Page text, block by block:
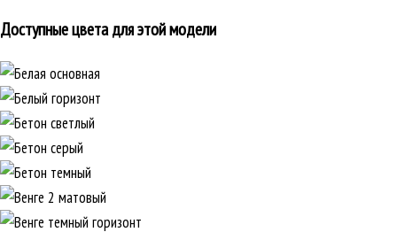
Доступные цвета для этой модели